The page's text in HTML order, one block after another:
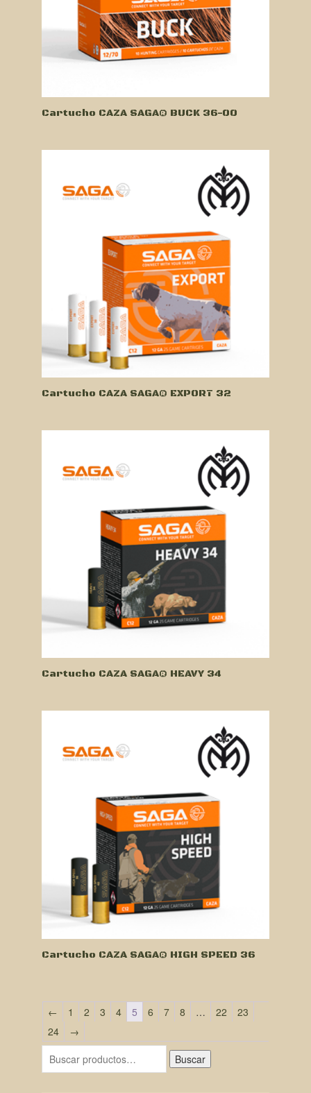
Cartucho CAZA SAGA® BUCK 36-00
Cartucho CAZA SAGA® EXPORT 32
Cartucho CAZA SAGA® HEAVY 34
Cartucho CAZA SAGA® HIGH SPEED 36
← 1 2 3 4 5 6 7 8 … 22
23
24
→
Buscar